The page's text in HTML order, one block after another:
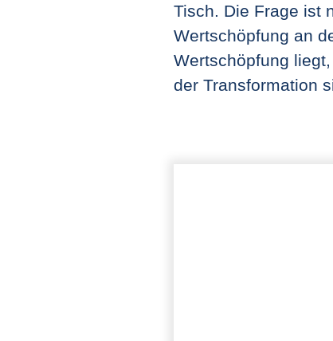
Tisch. Die Frage ist
Wertschöpfung an
Wertschöpfung
der Transformation